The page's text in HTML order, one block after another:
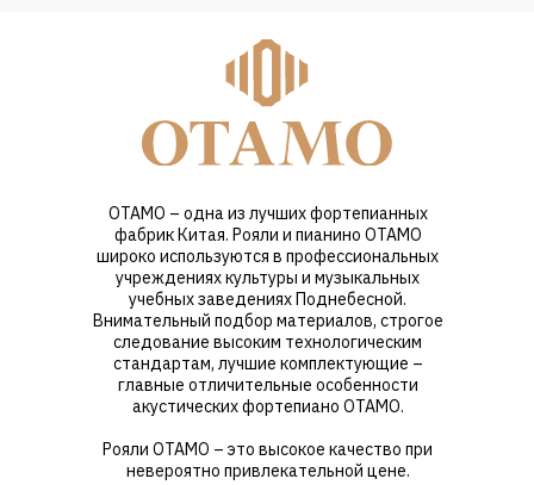
OTAMO – одна из лучших фортепианных
фабрик Китая. Рояли и пианино OTAMO
широко используются в профессиональных
учреждениях культуры и музыкальных
учебных заведениях Поднебесной.
Внимательный подбор материалов, строгое
следование высоким технологическим
стандартам, лучшие комплектующие –
главные отличительные особенности
акустических фортепиано OTAMO.
Рояли OTAMO – это высокое качество при
невероятно привлекательной цене.